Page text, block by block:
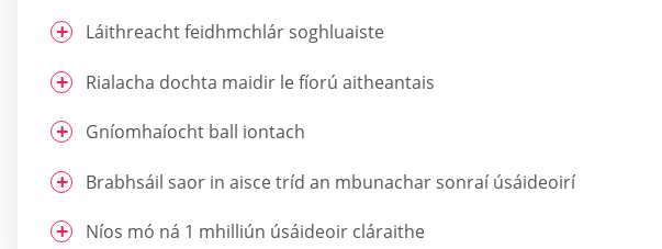
Láithreacht feidhmchlár soghluaiste
Rialacha dochta maidir le fíorú aitheantais
Gníomhaíocht ball iontach
Brabhsáil saor in aisce tríd an mbunachar sonraí úsáideoirí
Níos mó ná 1 mhilliún úsáideoir cláraithe